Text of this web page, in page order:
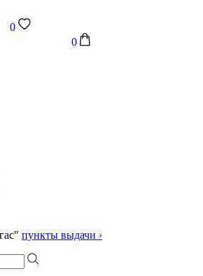
0
0
пункты выдачи ›